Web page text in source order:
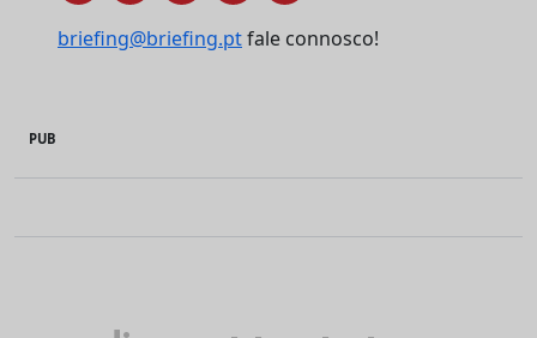
briefing@briefing.ptfale connosco!
PUB